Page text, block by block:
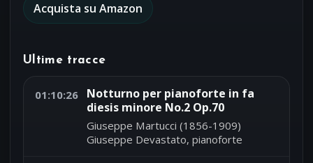
Acquista su Amazon
Ultime tracce
01:10:26
Notturno per pianoforte in fa
diesis minore No.2 Op.70
Giuseppe Martucci (1856-1909)
Giuseppe Devastato, pianoforte